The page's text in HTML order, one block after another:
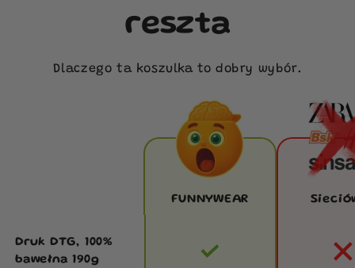
reszta
Dlaczego ta koszulka to dobry wybór.
FUNNYWEAR
Druk DTG, 100%
bawełna 190g